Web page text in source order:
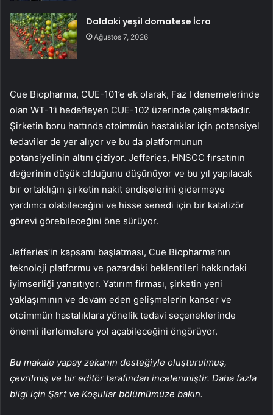
Daldaki yeşil domatese İcra
Ağustos 7, 2026
Cue Biopharma, CUE-101’e ek olarak, Faz I denemelerinde
olan WT-1’i hedefleyen CUE-102 üzerinde çalışmaktadır.
Şirketin boru hattında otoimmün hastalıklar için potansiyel
tedaviler de yer alıyor ve bu da platformunun
potansiyelinin altını çiziyor. Jefferies, HNSCC fırsatının
değerinin düşük olduğunu düşünüyor ve bu yıl yapılacak
bir ortaklığın şirketin nakit endişelerini gidermeye
yardımcı olabileceğini ve hisse senedi için bir katalizör
görevi görebileceğini öne sürüyor.
Jefferies’in kapsamı başlatması, Cue Biopharma’nın
teknoloji platformu ve pazardaki beklentileri hakkındaki
iyimserliği yansıtıyor. Yatırım firması, şirketin yeni
yaklaşımının ve devam eden gelişmelerin kanser ve
otoimmün hastalıklara yönelik tedavi seçeneklerinde
önemli ilerlemelere yol açabileceğini öngörüyor.
Bu makale yapay zekanın desteğiyle oluşturulmuş,
çevrilmiş ve bir editör tarafından incelenmiştir. Daha fazla
bilgi için Şart ve Koşullar bölümümüze bakın.